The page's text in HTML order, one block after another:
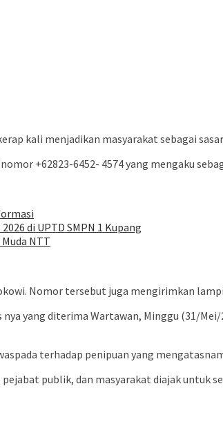
kali menjadikan masyarakat sebagai
+62823-6452- 4574 yang mengaku
di UPTD SMPN 1 Kupang
NTT
Nomor tersebut juga mengirimkan
yang diterima Wartawan, Minggu (31/
terhadap penipuan yang
publik, dan masyarakat diajak untuk